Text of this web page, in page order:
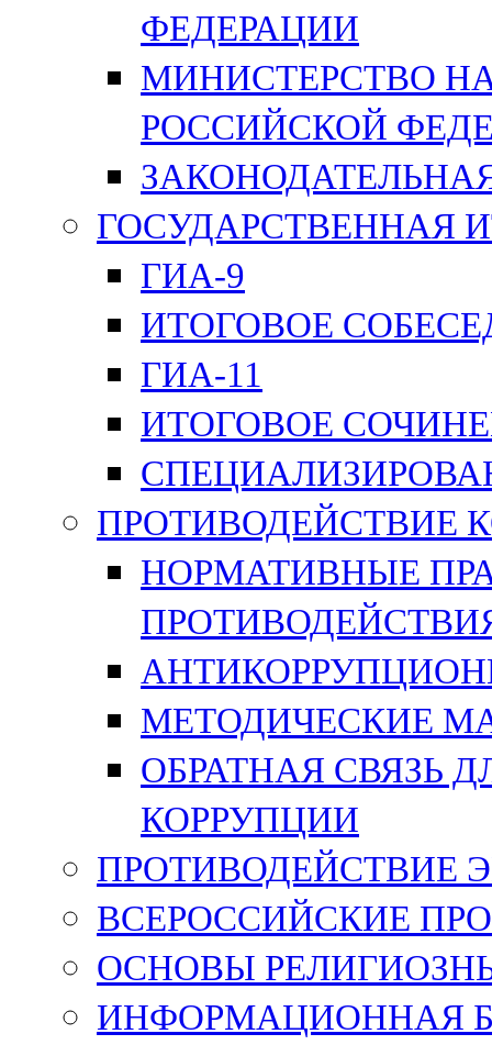
ФЕДЕРАЦИИ
МИНИСТЕРСТВО
РОССИЙСКОЙ
ГОСУДАРСТВЕННАЯ
ГИА-9
ИТОГОВОЕ
ГИА-11
ИТОГОВОЕ
ПРОТИВОДЕЙСТВИЕ
НОРМАТИВНЫЕ
МЕТОДИЧЕСКИЕ
ОБРАТНАЯ СВЯЗЬ
КОРРУПЦИИ
ПРОТИВОДЕЙСТВИЕ
ВСЕРОССИЙСКИЕ
ОСНОВЫ
ИНФОРМАЦИОННАЯ